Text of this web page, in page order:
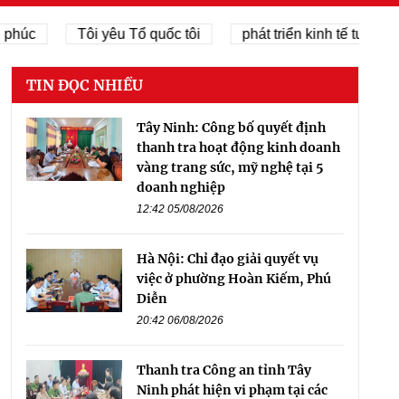
Tôi yêu Tổ quốc tôi phát triển kinh tế tư nhân
TIN ĐỌC NHIỀU
Tây Ninh: Công bố quyết định
thanh tra hoạt động kinh doanh
vàng trang sức, mỹ nghệ tại 5
doanh nghiệp
12:42 05/08/2026
Hà Nội: Chỉ đạo giải quyết vụ
việc ở phường Hoàn Kiếm, Phú
Diễn
20:42 06/08/2026
Thanh tra Công an tỉnh Tây
Ninh phát hiện vi phạm tại các